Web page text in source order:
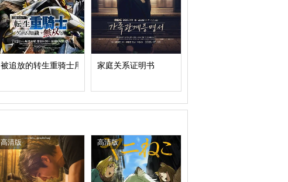
被追放的转生重骑士用游戏知识开无双
家庭关系证明书
高清版 高清版